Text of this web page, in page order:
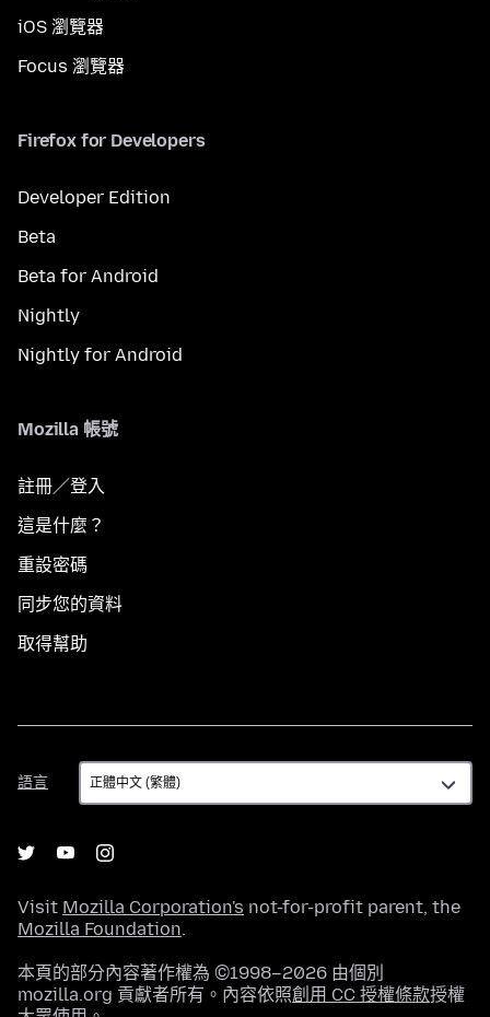
iOS 瀏覽器
Focus 瀏覽器
Firefox for Developers
Developer Edition
Beta
Beta for Android
Nightly
Nightly for Android
Mozilla 帳號
註冊／登入
這是什麼？
重設密碼
同步您的資料
取得幫助
語言
語
言
Visit Mozilla Corporation's not-for-profit parent, the
Mozilla Foundation.
本頁的部分內容著作權為 ©1998–2026 由個別
mozilla.org 貢獻者所有。內容依照創用 CC 授權條款授權